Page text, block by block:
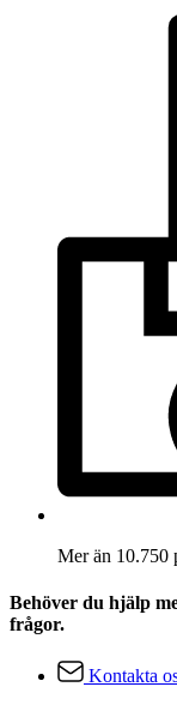
Mer än 10.750
Behöver du hjälp
frågor.
Kontakta